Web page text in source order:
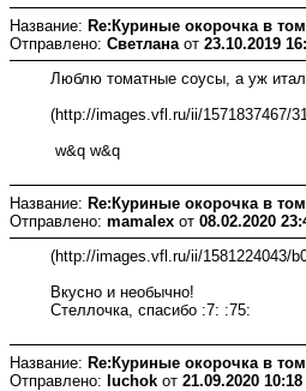
Название: Re:Куриные окорочка в
Отправлено: Светлана от 23.10.2019
Люблю томатные соусы, а уж
(http://images.vfl.ru/ii/1571837467/
w&q w&q
Название: Re:Куриные окорочка в
Отправлено: mamalex от 08.02.2020
(http://images.vfl.ru/ii/1581224043/
Вкусно и необычно!
Стеллочка, спасибо :7: :75:
Название: Re:Куриные окорочка в
Отправлено: luchok от 21.09.2020 10:18